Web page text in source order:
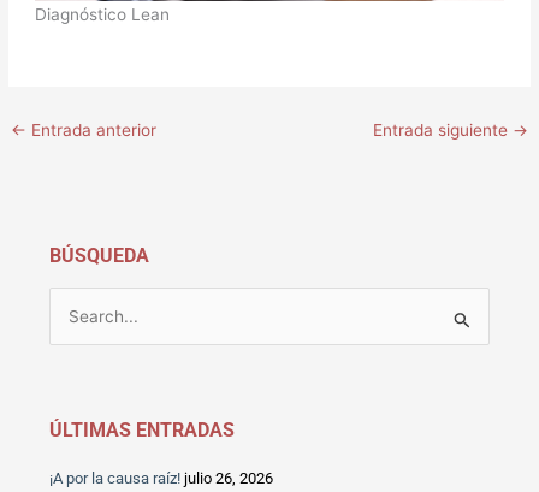
Diagnóstico Lean
← Entrada anterior Entrada siguiente →
BÚSQUEDA
a
r
ÚLTIMAS ENTRADAS
¡A por la causa raíz! julio 26, 2026